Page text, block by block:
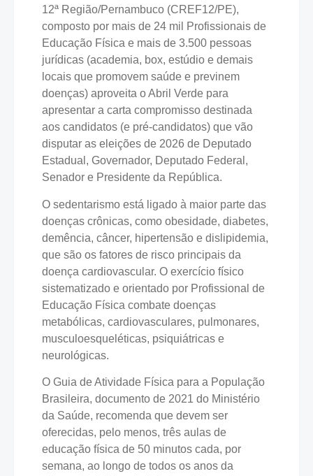
12ª Região/Pernambuco (CREF12/PE),
composto por mais de 24 mil Profissionais de
Educação Física e mais de 3.500 pessoas
jurídicas (academia, box, estúdio e demais
locais que promovem saúde e previnem
doenças) aproveita o Abril Verde para
apresentar a carta compromisso destinada
aos candidatos (e pré-candidatos) que vão
disputar as eleições de 2026 de Deputado
Estadual, Governador, Deputado Federal,
Senador e Presidente da República.
O sedentarismo está ligado à maior parte das
doenças crônicas, como obesidade, diabetes,
demência, câncer, hipertensão e dislipidemia,
que são os fatores de risco principais da
doença cardiovascular. O exercício físico
sistematizado e orientado por Profissional de
Educação Física combate doenças
metabólicas, cardiovasculares, pulmonares,
musculoesqueléticas, psiquiátricas e
neurológicas.
O Guia de Atividade Física para a População
Brasileira, documento de 2021 do Ministério
da Saúde, recomenda que devem ser
oferecidas, pelo menos, três aulas de
educação física de 50 minutos cada, por
semana, ao longo de todos os anos da